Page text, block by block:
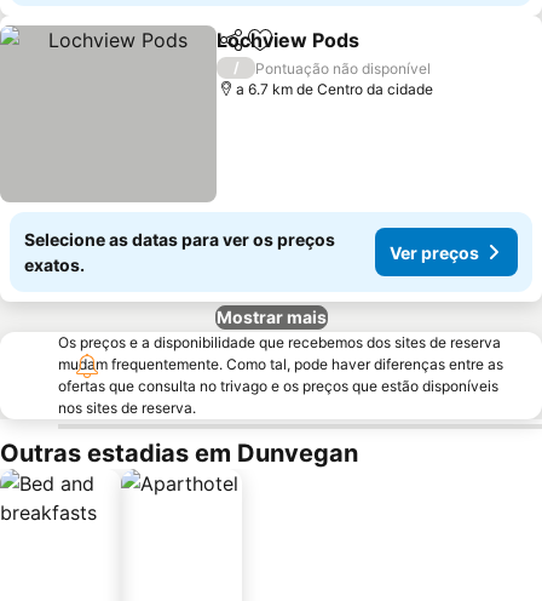
PartilharAdicionar aos favoritos
Lochview Pods
/
Pontuação não disponível
a 6.7 km de Centro da cidade
Selecione as datas para ver os preços
exatos.
Ver preços
Mostrar mais
Os preços e a disponibilidade que recebemos dos sites de reserva
mudam frequentemente. Como tal, pode haver diferenças entre as
ofertas que consulta no trivago e os preços que estão disponíveis
nos sites de reserva.
Outras estadias em Dunvegan